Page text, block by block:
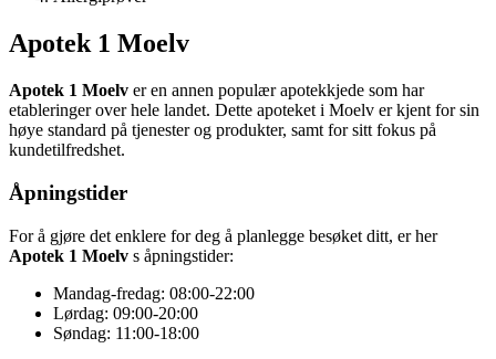
Apotek 1 Moelv
Apotek 1 Moelv er en annen populær apotekkjede som har
etableringer over hele landet. Dette apoteket i Moelv er kjent for sin
høye standard på tjenester og produkter, samt for sitt fokus på
kundetilfredshet.
Åpningstider
For å gjøre det enklere for deg å planlegge besøket ditt, er her
Apotek 1 Moelv s åpningstider:
Mandag-fredag: 08:00-22:00
Lørdag: 09:00-20:00
Søndag: 11:00-18:00